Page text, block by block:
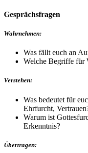
Gesprächsfragen
Wahrnehmen:
Was fällt euch an
Welche Begriffe für
Verstehen:
Was bedeutet für
Ehrfurcht,
Warum ist
Erkenntnis?
Übertragen: